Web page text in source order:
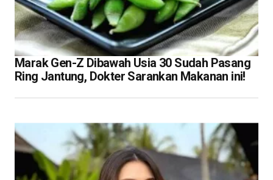
Marak Gen-Z Dibawah Usia 30 Sudah Pasang
Ring Jantung, Dokter Sarankan Makanan ini!